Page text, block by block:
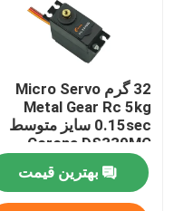
گیرنده 2.4 گیگاهرتز
32 گرم Micro Servo
Metal Gear Rc 5kg
0.15sec سایز متوسط ​​
Corona DS339MG
بهترین قیمت